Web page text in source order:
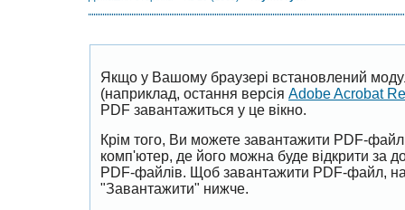
Якщо у Вашому браузері встановлений
(наприклад, остання версія Adobe Acrobat
PDF завантажиться у це вікно.
Крім того, Ви можете завантажити PDF-
комп'ютер, де його можна буде відкрити за
PDF-файлів. Щоб завантажити PDF-файл,
"Завантажити" нижче.